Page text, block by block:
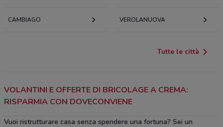
CAMBIAGO VEROLANUOVA
Tutte le città
VOLANTINI E OFFERTE DI BRICOLAGE A CREMA:
RISPARMIA CON DOVECONVIENE
Vuoi ristrutturare casa senza spendere una fortuna? Sei un